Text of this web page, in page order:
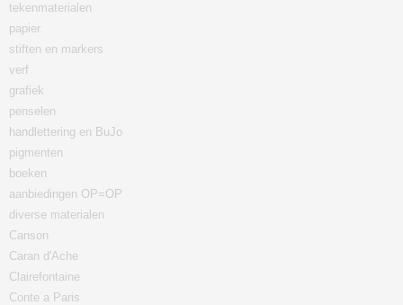
tekenmaterialen
papier
stiften en markers
verf
grafiek
penselen
handlettering en BuJo
pigmenten
boeken
aanbiedingen OP=OP
diverse materialen
Canson
Caran d'Ache
Clairefontaine
Conte a Paris